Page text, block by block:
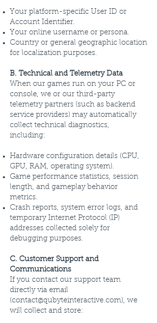
Your platform-specific User ID or
Account Identifier.
Your online username or persona.
Country or general geographic location
for localization purposes.
B. Technical and Telemetry Data
When our games run on your PC or
console, we or our third-party
telemetry partners (such as backend
service providers) may automatically
collect technical diagnostics,
including:
Hardware configuration details (CPU,
GPU, RAM, operating system).
Game performance statistics, session
length, and gameplay behavior
metrics.
Crash reports, system error logs, and
temporary Internet Protocol (IP)
addresses collected solely for
debugging purposes.
C. Customer Support and
Communications
If you contact our support team
directly via email
(contact@qubyteinteractive.com), we
will collect and store: